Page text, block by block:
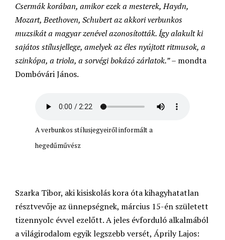
Csermák korában, amikor ezek a mesterek, Haydn,
Mozart, Beethoven, Schubert az akkori verbunkos
muzsikát a magyar zenével azonosították. Így alakult ki
sajátos stílusjellege, amelyek az éles nyújtott ritmusok, a
szinkópa, a triola, a sorvégi bokázó zárlatok.”– mondta
Dombóvári János.
A verbunkos stílusjegyeiről informált a
hegedűművész
Szarka Tibor, aki kisiskolás kora óta kihagyhatatlan
résztvevője az ünnepségnek, március 15-én született
tizennyolc évvel ezelőtt. A jeles évforduló alkalmából
a világirodalom egyik legszebb versét, Áprily Lajos: